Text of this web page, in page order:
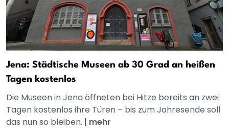
Jena: Städtische Museen ab 30 Grad an heißen
Tagen kostenlos
Die Museen in Jena öffneten bei Hitze bereits an zwei
Tagen kostenlos ihre Türen – bis zum Jahresende soll
das nun so bleiben. | mehr